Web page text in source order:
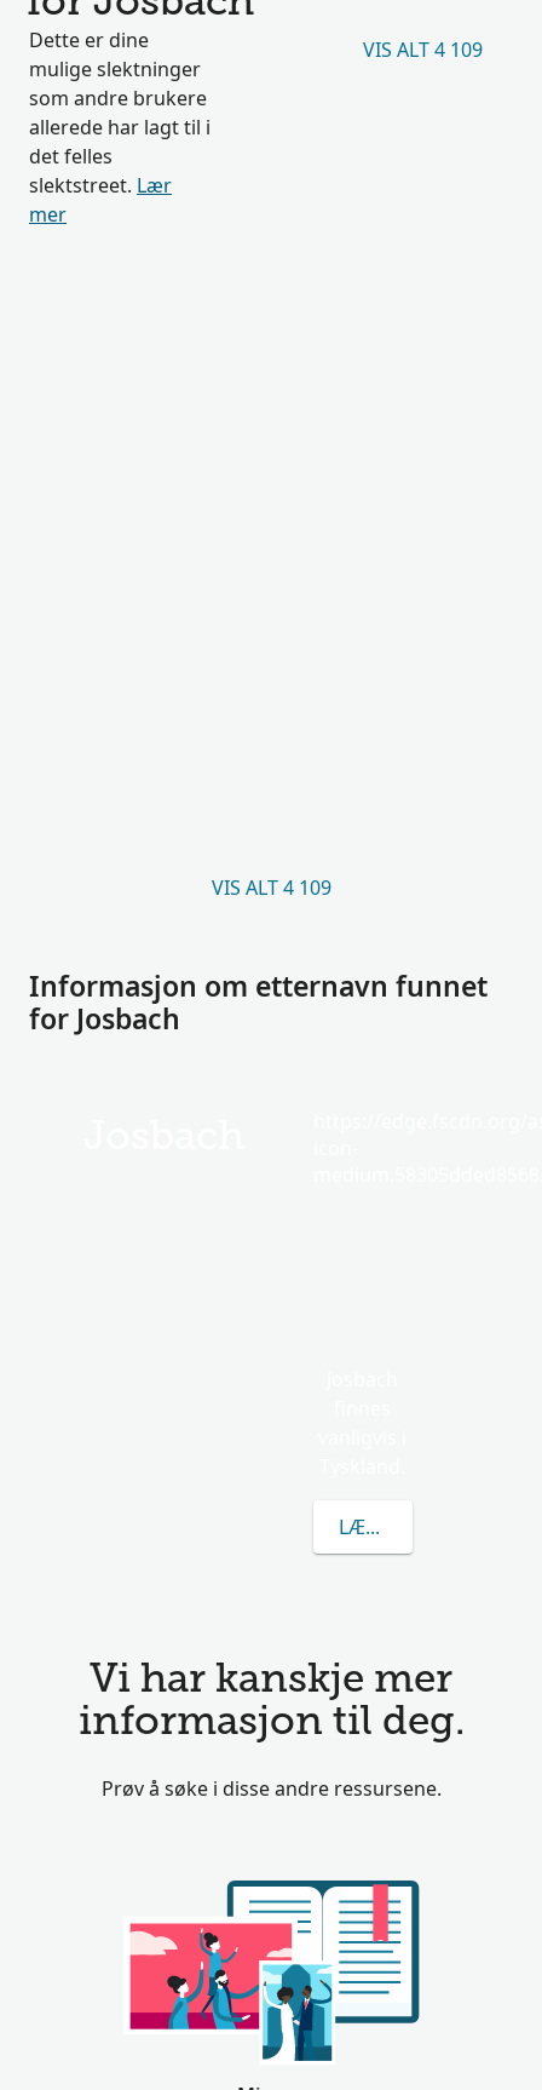
Dette er dine
mulige slektninger
som andre brukere
allerede har lagt til i
det felles
slektstreet. Lær
mer
VIS ALT 4 109
VIS ALT 4 109
Informasjon om etternavn funnet
for Josbach
LÆR MER OM
Vi har kanskje mer
informasjon til deg.
Prøv å søke i disse andre ressursene.